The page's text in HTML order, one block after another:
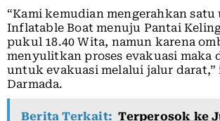
“Kami kemudian mengerahkan
Inflatable Boat menuju Pantai
pukul 18.40 Wita, namun karena
menyulitkan proses evakuasi maka
untuk evakuasi melalui jalur darat,”
Darmada.
Berita Terkait: Terperosok ke